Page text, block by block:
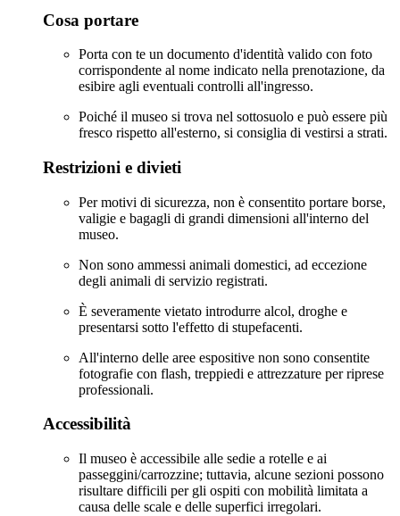
Cosa portare
Porta con te un documento d'identità valido con foto
corrispondente al nome indicato nella prenotazione, da
esibire agli eventuali controlli all'ingresso.
Poiché il museo si trova nel sottosuolo e può essere più
fresco rispetto all'esterno, si consiglia di vestirsi a strati.
Restrizioni e divieti
Per motivi di sicurezza, non è consentito portare borse,
valigie e bagagli di grandi dimensioni all'interno del
museo.
Non sono ammessi animali domestici, ad eccezione
degli animali di servizio registrati.
È severamente vietato introdurre alcol, droghe e
presentarsi sotto l'effetto di stupefacenti.
All'interno delle aree espositive non sono consentite
fotografie con flash, treppiedi e attrezzature per riprese
professionali.
Accessibilità
Il museo è accessibile alle sedie a rotelle e ai
passeggini/carrozzine; tuttavia, alcune sezioni possono
risultare difficili per gli ospiti con mobilità limitata a
causa delle scale e delle superfici irregolari.